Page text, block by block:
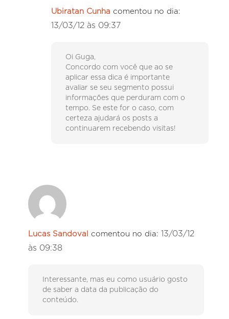
Ubiratan Cunha comentou no dia:
13/03/12 às 09:37
Oi Guga,
Concordo com você que ao se
aplicar essa dica é importante
avaliar se seu segmento possui
informações que perduram com o
tempo. Se este for o caso, com
certeza ajudará os posts a
continuarem recebendo visitas!
Lucas Sandoval comentou no dia: 13/03/12
às 09:38
Interessante, mas eu como usuário gosto
de saber a data da publicação do
conteúdo.